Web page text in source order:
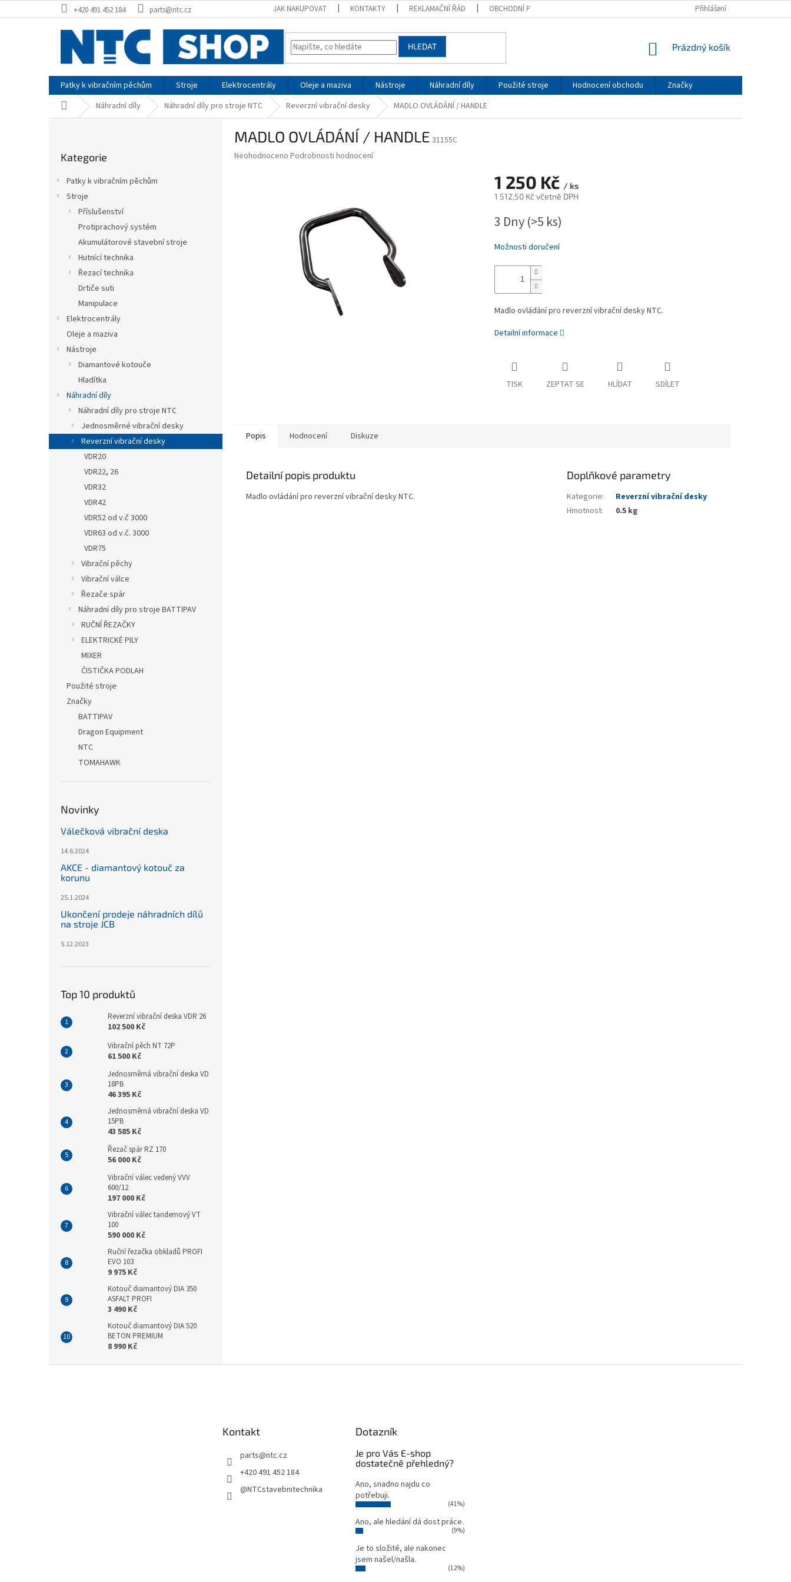
na
+420 491 452 184 parts@ntc.cz JAK NAKUPOVAT KONTAKTY REKLAMAČNÍ ŘÁD OBCHODNÍ PODMÍNKY PODMÍNKY OCHRANY OSOBNÍCH ÚDAJŮ
Přihlášení
HLEDAT
NÁKUPNÍ
Prázdný košík
Patky k vibračním pěchům Stroje Elektrocentrály Oleje a maziva Nástroje Náhradní díly Použité stroje Hodnocení obchodu
Značky
Domů Náhradní díly Náhradní díly pro stroje NTC Reverzní vibrační desky MADLO OVLÁDÁNÍ / HANDLE
kategorie
Kategorie
Patky k vibračním pěchům
Stroje
Příslušenství
Protiprachový systém
Akumulátorové stavební stroje
Hutnící technika
Řezací technika
Drtiče suti
Manipulace
Elektrocentrály
Oleje a maziva
Nástroje
Diamantové kotouče
Hladítka
Náhradní díly
Náhradní díly pro stroje NTC
Jednosměrné vibrační desky
Reverzní vibrační desky
VDR20
VDR22, 26
VDR32
VDR42
VDR52 od v.č 3000
VDR63 od v.č. 3000
VDR75
Vibrační pěchy
Vibrační válce
Řezače spár
Náhradní díly pro stroje BATTIPAV
RUČNÍ ŘEZAČKY
ELEKTRICKÉ PILY
MIXER
ČISTIČKA PODLAH
Použité stroje
Značky
BATTIPAV
Dragon Equipment
NTC
TOMAHAWK
Novinky
Válečková vibrační deska
14.6.2024
AKCE - diamantový kotouč za
korunu
25.1.2024
Ukončení prodeje náhradních dílů
na stroje JCB
5.12.2023
Top 10 produktů
Reverzní vibrační deska VDR 26
102 500 Kč
Vibrační pěch NT 72P
61 500 Kč
Jednosměrná vibrační deska VD
18PB
46 395 Kč
Jednosměrná vibrační deska VD
15PB
43 585 Kč
Řezač spár RZ 170
56 000 Kč
Vibrační válec vedený VVV
600/12
197 000 Kč
Vibrační válec tandemový VT
100
590 000 Kč
Ruční řezačka obkladů PROFI
EVO 103
9 975 Kč
Kotouč diamantový DIA 350
ASFALT PROFI
3 490 Kč
Kotouč diamantový DIA 520
BETON PREMIUM
8 990 Kč
MADLO OVLÁDÁNÍ / HANDLE 31155C
Průměrné
Neohodnoceno Podrobnosti hodnocení
1 250 Kč / ks
1 512,50 Kč včetně DPH
cena:
3 Dny(>5 ks)
Možnosti doručení
Madlo ovládání pro reverzní vibrační desky NTC.
Detailní informace
TISK ZEPTAT SE HLÍDAT SDÍLET
Popis Hodnocení Diskuze
Detailní popis produktu
Madlo ovládání pro reverzní vibrační desky NTC.
Doplňkové parametry
Kategorie:
Reverzní vibrační desky
Hmotnost: 0.5 kg
Kontakt
parts@ntc.cz
+420 491 452 184
@NTCstavebnitechnika
Dotazník
Je pro Vás E-shop
dostatečně přehledný?
Ano, snadno najdu co
potřebuji.
(41%)
Ano, ale hledání dá dost práce.
(9%)
Je to složité, ale nakonec
jsem našel/našla.
(12%)